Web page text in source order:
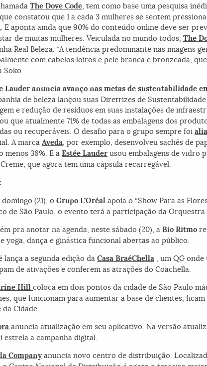
The Dove Code, tem como base uma pesquisa
constatou que 1 a cada 3 mulheres se sentem
. E aponta ainda que 90% do conteúdo online deve ser
de muitas mulheres. Veiculada no mundo todos, The
Real Beleza. “A tendência predominante nas imagens
com cabelos loiros e pele branca e bronzeada,
Soko .
Lauder anuncia avanço nas metas de sustentabilidade
de beleza lançou suas Diretrizes de
e redução de resíduos em suas instalações de
que atualmente 71% de todas as embalagens dos
ou recuperáveis. O desafio para o grupo sempre foi
A marca Aveda, por exemplo, desenvolveu sachês de
menos 36%. E a Estée Lauder usou embalagens de vidro
que agora tem uma cápsula recarregável.
(21), o Grupo L’Oréal apoia o “Show Para as
de São Paulo, o evento terá a participação da
pra anotar na agenda, neste sábado (20), a Bio Ritmo
yoga, dança e ginástica funcional abertas ao público.
lança a segunda edição da Casa BraéChella , um QG
de ativações e conferem as atrações do Coachella.
Hill coloca em dois pontos da cidade de São Paulo
que funcionam para aumentar a base de clientes,
da Cidade.
anuncia atualização em seu aplicativo. Na versão
estrela a campanha digital.
Companyanuncia novo centro de distribuição.